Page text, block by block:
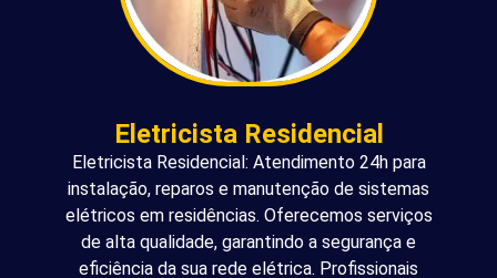
Eletricista Residencial
Eletricista Residencial: Atendimento 24h para
instalação, reparos e manutenção de sistemas
elétricos em residências. Oferecemos serviços
de alta qualidade, garantindo a segurança e
eficiência da sua rede elétrica. Profissionais